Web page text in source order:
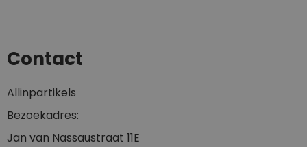
Contact
Allinpartikels
Bezoekadres:
Jan van Nassaustraat 11E